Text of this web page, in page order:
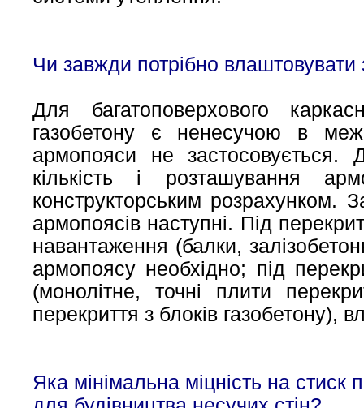
Чи завжди потрібно влаштовувати
Для багатоповерхового
газобетону є ненесучою в
армопояси не застосовується.
кількість і розташування
конструкторським розрахунком.
армопоясів наступні. Під
навантаження (балки,
армопоясу необхідно; під
(монолітне, точні плити
перекриття з блоків газобетону),
Яка мінімальна міцність на стиск